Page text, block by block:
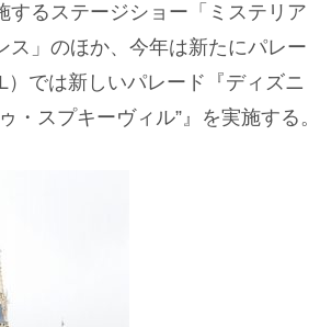
るステージショー「ミステリア
ス」のほか、今年は新たにパレー
）では新しいパレード『ディズニ
・スプキーヴィル”』を実施する。